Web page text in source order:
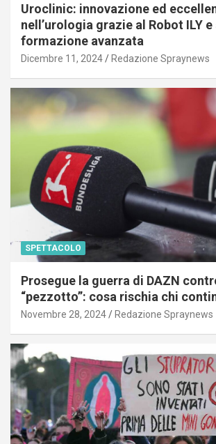
Uroclinic: innovazione ed
nell’urologia grazie al Robot ILY e
formazione avanzata
Dicembre 11, 2024 Redazione Spraynews
SPETTACOLO
Prosegue la guerra di DAZN
“pezzotto”: cosa rischia chi
Novembre 28, 2024 Redazione Spraynews